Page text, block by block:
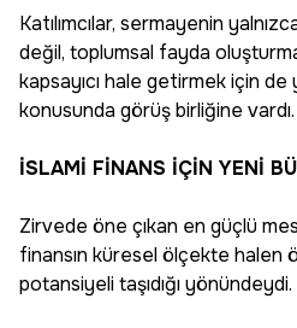
Katılımcılar, sermayenin
değil, toplumsal fayda
kapsayıcı hale getirmek için de
konusunda görüş birliğine vardı.
İSLAMİ FİNANS İÇİN YENİ
Zirvede öne çıkan en güçlü
finansın küresel ölçekte halen
potansiyeli taşıdığı yönündeydi.